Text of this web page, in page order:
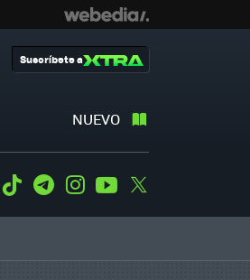
NUEVO
Suscríbete a
WhatsApp
Tiktok TelegramInstagramYoutube